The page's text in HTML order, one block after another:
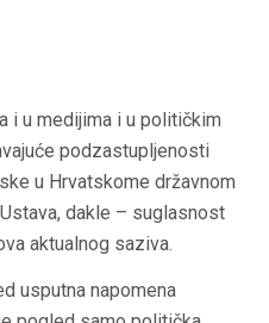
i u medijima i u političkim
podzastupljenosti
u Hrvatskome državnom
dakle – suglasnost
aktualnog saziva.
usputna napomena